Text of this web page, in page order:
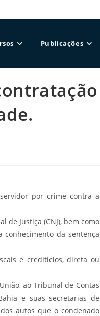
Publicações
por crime contra a
de Justiça (CNJ), bem como
conhecimento da sentença
e creditícios, direta ou
ao Tribunal de Contas
e suas secretarias de
autos que o condenado